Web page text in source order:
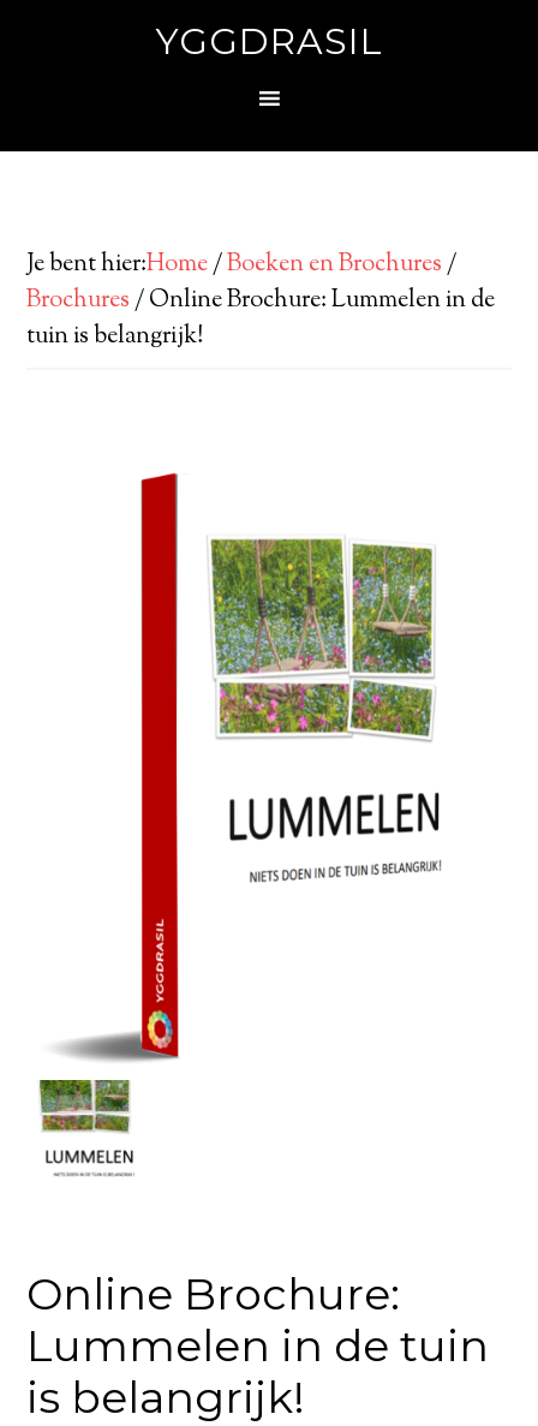
YGGDRASIL
Je bent hier:Home/Boeken en Brochures/
Brochures/Online Brochure: Lummelen in de
tuin is belangrijk!
Online Brochure:
Lummelen in de tuin
is belangrijk!